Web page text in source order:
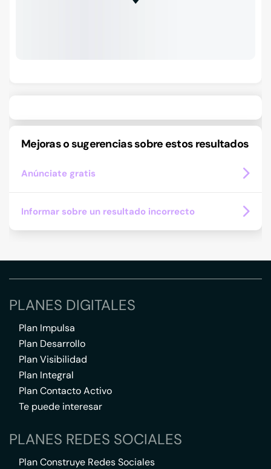
Mejoras o sugerencias sobre estos resultados
Anúnciate gratis
Informar sobre un resultado incorrecto
PLANES DIGITALES
Plan Impulsa
Plan Desarrollo
Plan Visibilidad
Plan Integral
Plan Contacto Activo
Te puede interesar
PLANES REDES SOCIALES
Plan Construye Redes Sociales